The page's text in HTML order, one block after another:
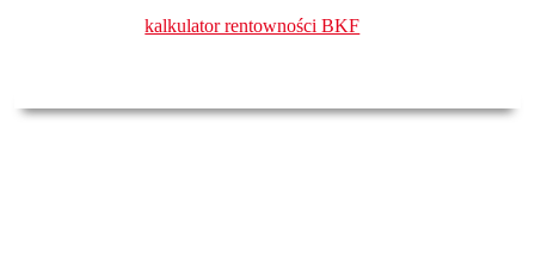
kalkulator rentowności BKF